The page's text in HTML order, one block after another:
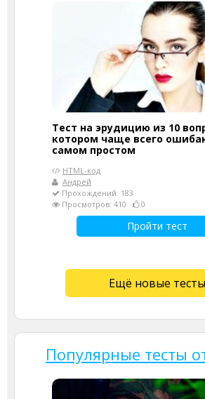
Тест на эрудицию из 10
котором чаще всего
самом простом
HTML-код
Андрей
Прохождений: 183
Просмотров: 410
0
Пройти тест
Ещё новые тесты
Популярные тесты